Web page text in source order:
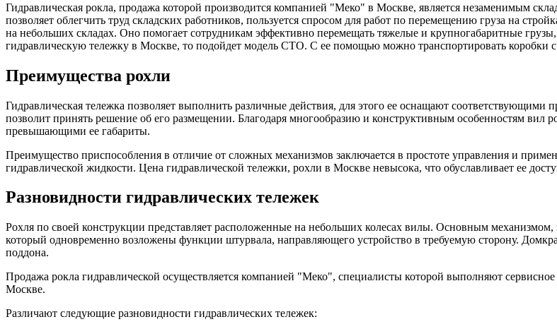
Гидравлическая рокла, продажа которой производится компанией "Меко" в Москве, является незаменимым
позволяет облегчить труд складских работников, пользуется спросом для работ по перемещению груза на
на небольших складах. Оно помогает сотрудникам эффективно перемещать тяжелые и крупногабаритные
гидравлическую тележку в Москве, то подойдет модель СТО. С ее помощью можно транспортировать коробки
Преимущества рохли
Гидравлическая тележка позволяет выполнить различные действия, для этого ее оснащают
позволит принять решение об его размещении. Благодаря многообразию и конструктивным особенностям
превышающими ее габариты.
Преимущество приспособления в отличие от сложных механизмов заключается в простоте управления и
гидравлической жидкости. Цена гидравлической тележки, рохли в Москве невысока, что обуславливает ее
Разновидности гидравлических тележек
Рохля по своей конструкции представляет расположенные на небольших колесах вилы. Основным
который одновременно возложены функции штурвала, направляющего устройство в требуемую сторону.
поддона.
Продажа рокла гидравлической осуществляется компанией "Меко", специалисты которой выполняют
Москве.
Различают следующие разновидности гидравлических тележек: